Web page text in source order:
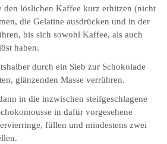
den löslichen Kaffee kurz erhitzen (nicht
die Gelatine ausdrücken und in der
bis sich sowohl Kaffee, als auch
haben.
durch ein Sieb zur Schokolade
glänzenden Masse verrühren.
in die inzwischen steifgeschlagene
in dafür vorgesehene
füllen und mindestens zwei